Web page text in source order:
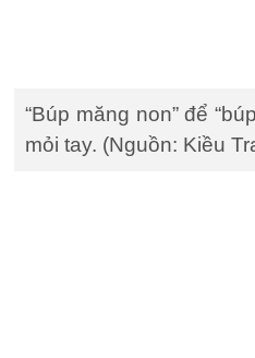
“Búp măng non” để
mỏi tay. (Nguồn: Kiều